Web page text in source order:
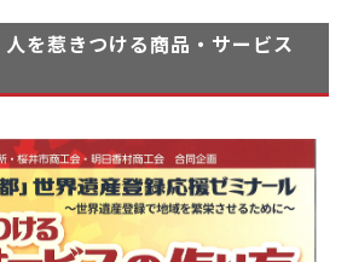
人を惹きつける商品・サービス